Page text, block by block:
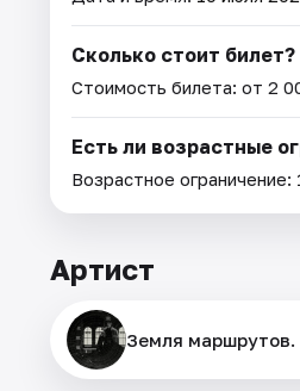
Сколько стоит билет?
Стоимость билета: от 2
Есть ли возрастные
Возрастное ограничение:
Артист
Земля маршрутов.